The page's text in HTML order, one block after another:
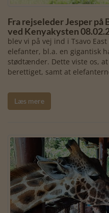
Fra rejseleder Jesper på
ved Kenyakysten
blev vi på vej ind i Tsavo
elefanter, bl.a. en gigantisk
stødtænder. Dette viste os,
berettiget, samt at
Læs mere